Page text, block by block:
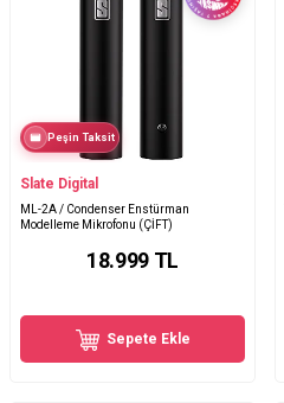
Peşin Taksit
Slate Digital
ML-2A / Condenser Enstürman
Modelleme Mikrofonu (ÇİFT)
18.999TL
Sepete Ekle